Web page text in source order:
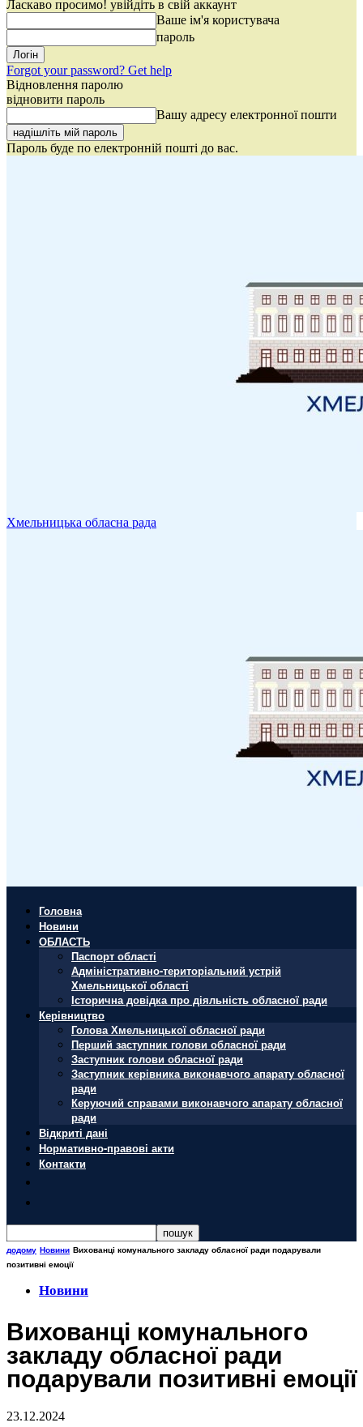
Ласкаво просимо! увійдіть в свій аккаунт
Ваше ім'я користувача
пароль
Forgot your password? Get help
Відновлення паролю
відновити пароль
Вашу адресу електронної пошти
Пароль буде по електронній пошті до вас.
Хмельницька обласна рада
Головна
Новини
ОБЛАСТЬ
Паспорт області
Адміністративно-територіальний устрій
Хмельницької області
Історична довідка про діяльність обласної ради
Керівництво
Голова Хмельницької обласної ради
Перший заступник голови обласної ради
Заступник голови обласної ради
Заступник керівника виконавчого апарату обласної
ради
Керуючий справами виконавчого апарату обласної
ради
Відкриті дані
Нормативно-правові акти
Контакти
додому Новини Вихованці комунального закладу обласної ради подарували
позитивні емоції
Новини
Вихованці комунального
закладу обласної ради
подарували позитивні емоції
23.12.2024